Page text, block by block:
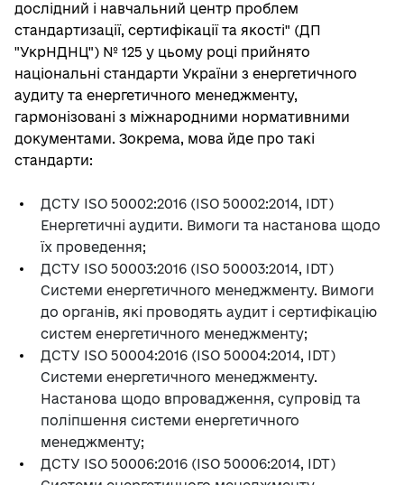
дослідний і навчальний центр проблем
стандартизації, сертифікації та якості" (ДП
"УкрНДНЦ") № 125 у цьому році прийнято
національні стандарти України з енергетичного
аудиту та енергетичного менеджменту,
гармонізовані з міжнародними нормативними
документами. Зокрема, мова йде про такі
стандарти:
ДСТУ ISO 50002:2016 (ISO 50002:2014, IDT)
Енергетичні аудити. Вимоги та настанова щодо
їх проведення;
ДСТУ ISO 50003:2016 (ISO 50003:2014, IDT)
Системи енергетичного менеджменту. Вимоги
до органів, які проводять аудит і сертифікацію
систем енергетичного менеджменту;
ДСТУ ISO 50004:2016 (ISO 50004:2014, IDT)
Системи енергетичного менеджменту.
Настанова щодо впровадження, супровід та
поліпшення системи енергетичного
менеджменту;
ДСТУ ISO 50006:2016 (ISO 50006:2014, IDT)